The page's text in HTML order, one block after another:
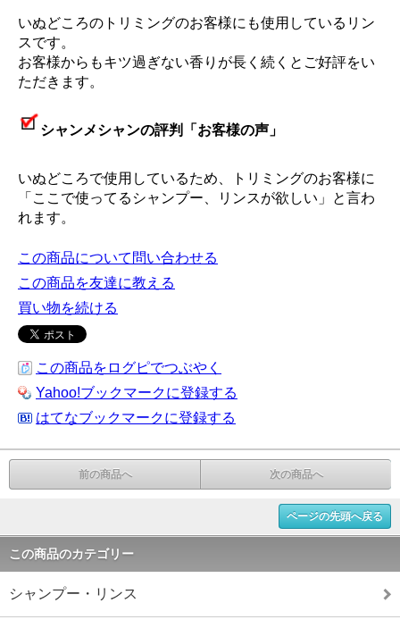
いぬどころのトリミングのお客様にも使用しているリン
スです。
お客様からもキツ過ぎない香りが長く続くとご好評をい
ただきます。
シャンメシャンの評判「お客様の声」
いぬどころで使用しているため、トリミングのお客様に
「ここで使ってるシャンプー、リンスが欲しい」と言わ
れます。
この商品について問い合わせる
この商品を友達に教える
買い物を続ける
この商品をログピでつぶやく
Yahoo!ブックマークに登録する
はてなブックマークに登録する
前の商品へ 次の商品へ
ページの先頭へ戻る
この商品のカテゴリー
シャンプー・リンス